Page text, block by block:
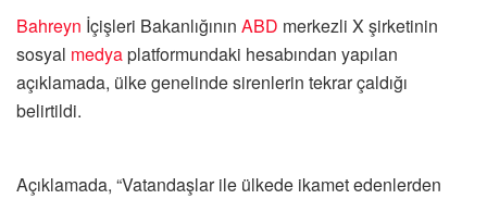
Bahreyn İçişleri Bakanlığının ABD merkezli X şirketinin
sosyal medyaplatformundaki hesabından yapılan
açıklamada, ülke genelinde sirenlerin tekrar çaldığı
belirtildi.
Açıklamada, “Vatandaşlar ile ülkede ikamet edenlerden